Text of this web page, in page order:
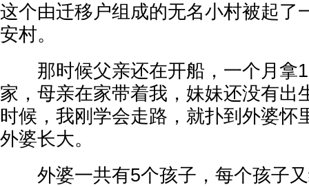
这个由迁移户组成的无名小村被起了
安村。
那时候父亲还在开船，一个月拿
家，母亲在家带着我，妹妹还没有出
时候，我刚学会走路，就扑到外婆怀
外婆长大。
外婆一共有5个孩子，每个孩子又